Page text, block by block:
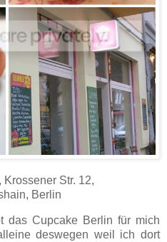
, Krossener Str. 12,
Berlin
Cupcake Berlin für mich
deswegen weil ich dort